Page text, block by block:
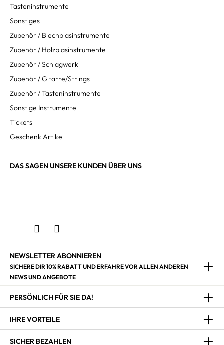
Tasteninstrumente
Sonstiges
Zubehör / Blechblasinstrumente
Zubehör / Holzblasinstrumente
Zubehör / Schlagwerk
Zubehör / Gitarre/Strings
Zubehör / Tasteninstrumente
Sonstige Instrumente
Tickets
Geschenk Artikel
DAS SAGEN UNSERE KUNDEN ÜBER UNS
NEWSLETTER ABONNIEREN
SICHERE DIR 10% RABATT UND ERFAHRE VOR ALLEN ANDEREN
NEWS UND ANGEBOTE
PERSÖNLICH FÜR SIE DA!
IHRE VORTEILE
SICHER BEZAHLEN